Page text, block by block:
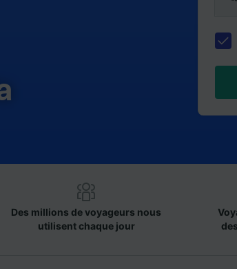
Des millions de voyageurs nous
utilisent chaque jour